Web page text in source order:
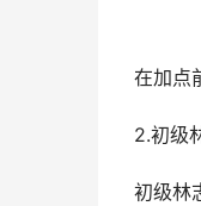
在加点
2.初级
初级林